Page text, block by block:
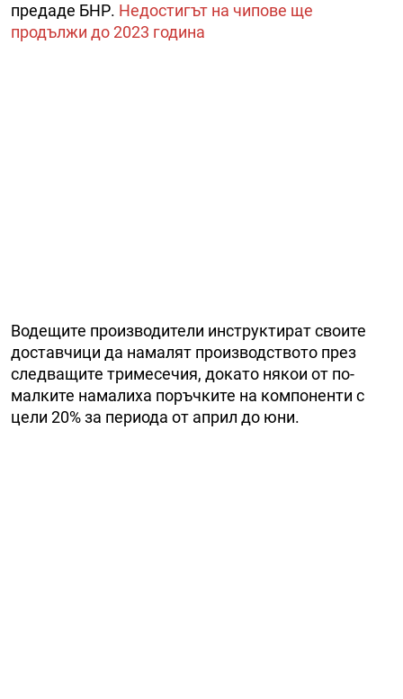
предаде БНР. Недостигът на чипове ще
продължи до 2023 година
Водещите производители инструктират своите
доставчици да намалят производството през
следващите тримесечия, докато някои от по-
малките намалиха поръчките на компоненти с
цели 20% за периода от април до юни.